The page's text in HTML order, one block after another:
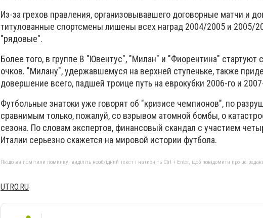
Из-за грехов правления, организовывавшего договорные матчи и
титулованные спортсмены лишены всех наград 2004/2005 и 2005/
"рядовые".
Более того, в группе B "Ювентус", "Милан" и "Фиорентина" стартуют
очков. "Милану", удержавшемуся на верхней ступеньке, также
довершение всего, падшей троице путь на еврокубки 2006-го и
Футбольные знатоки уже говорят об "кризисе чемпионов", по
сравнимым только, пожалуй, со взрывом атомной бомбы, о
сезона. По словам экспертов, финансовый скандал с участием
Италии серьезно скажется на мировой истории футбола.
Якщо ви помітили помилку, виділіть необхідний текст і натисніть Ctrl + Enter, щоб повідомити про це
UTRO.RU